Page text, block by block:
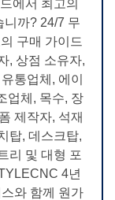
에서 최고의
니까? 24/7 무
구매 가이드
, 상점 소유자,
통업체, 에이
업체, 목수, 장
제작자, 석재
탑, 데스크탑,
리 및 대형 포
4년
와 함께 원가